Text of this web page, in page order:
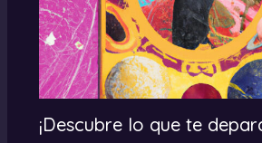
¡Descubre lo que te